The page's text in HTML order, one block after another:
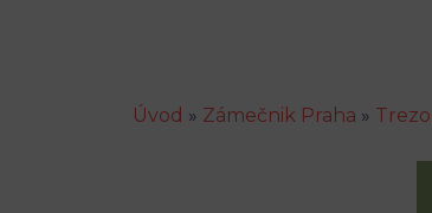
Úvod » Zámečnik Praha »